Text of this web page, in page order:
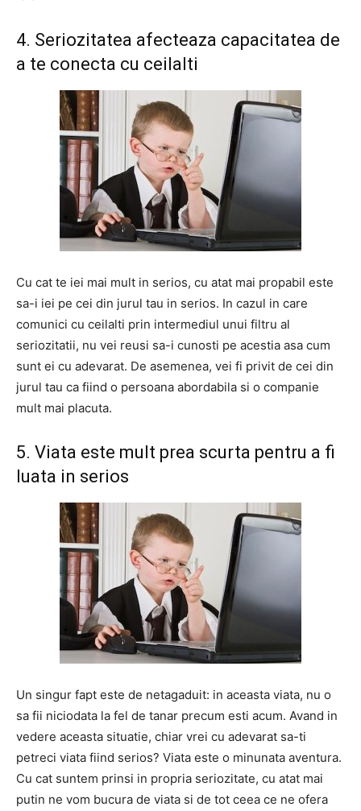
4. Seriozitatea afecteaza capacitatea de
a te conecta cu ceilalti
Cu cat te iei mai mult in serios, cu atat mai propabil este
sa-i iei pe cei din jurul tau in serios. In cazul in care
comunici cu ceilalti prin intermediul unui filtru al
seriozitatii, nu vei reusi sa-i cunosti pe acestia asa cum
sunt ei cu adevarat. De asemenea, vei fi privit de cei din
jurul tau ca fiind o persoana abordabila si o companie
mult mai placuta.
5. Viata este mult prea scurta pentru a fi
luata in serios
Un singur fapt este de netagaduit: in aceasta viata, nu o
sa fii niciodata la fel de tanar precum esti acum. Avand in
vedere aceasta situatie, chiar vrei cu adevarat sa-ti
petreci viata fiind serios? Viata este o minunata aventura.
Cu cat suntem prinsi in propria seriozitate, cu atat mai
putin ne vom bucura de viata si de tot ceea ce ne ofera